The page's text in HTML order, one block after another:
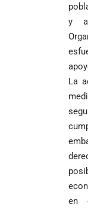
y
La
en